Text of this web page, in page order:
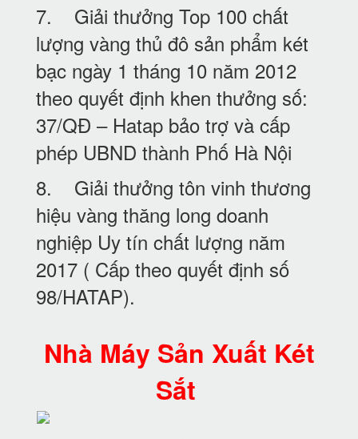
7. Giải thưởng Top 100 chất
lượng vàng thủ đô sản phẩm két
bạc ngày 1 tháng 10 năm 2012
theo quyết định khen thưởng số:
37/QĐ – Hatap bảo trợ và cấp
phép UBND thành Phố Hà Nội
8. Giải thưởng tôn vinh thương
hiệu vàng thăng long doanh
nghiệp Uy tín chất lượng năm
2017 ( Cấp theo quyết định số
98/HATAP).
Nhà Máy Sản Xuất Két
Sắt